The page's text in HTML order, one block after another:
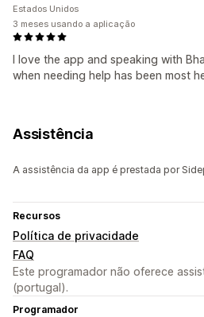
I love the app and speaking with
when needing help has been most
Estados Unidos
3 meses usando a aplicação
Assistência
A assistência da app é prestada por
Recursos
Política de privacidade
FAQ
Este programador não oferece
(portugal).
Programador